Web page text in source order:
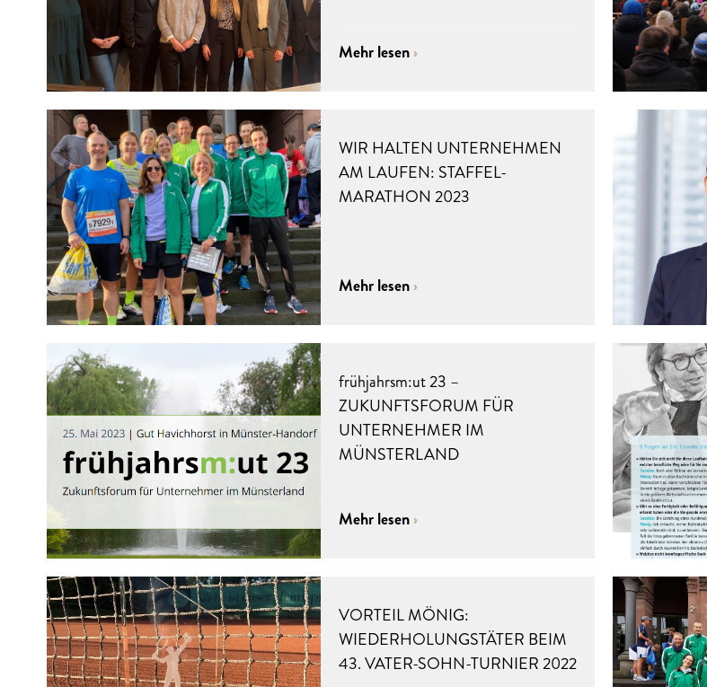
Mehr lesen
WIR HALTEN UNTERNEHMEN
AM LAUFEN: STAFFEL-
MARATHON 2023
Mehr lesen
frühjahrsm:ut 23 –
ZUKUNFTSFORUM FÜR
UNTERNEHMER IM
MÜNSTERLAND
Mehr lesen
VORTEIL MÖNIG:
WIEDERHOLUNGSTÄTER BEIM
43. VATER-SOHN-TURNIER 2022